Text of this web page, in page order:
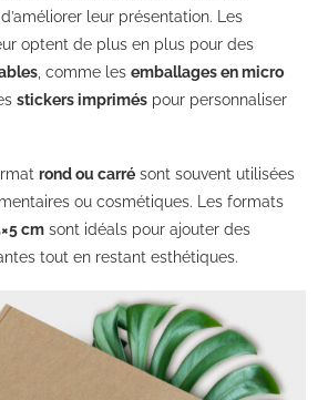
leur présentation. Les
optent de plus en plus pour des
, comme les emballages en micro
stickers imprimés pour personnaliser
rond ou carré sont souvent utilisées
ou cosmétiques. Les formats
cm sont idéals pour ajouter des
tout en restant esthétiques.